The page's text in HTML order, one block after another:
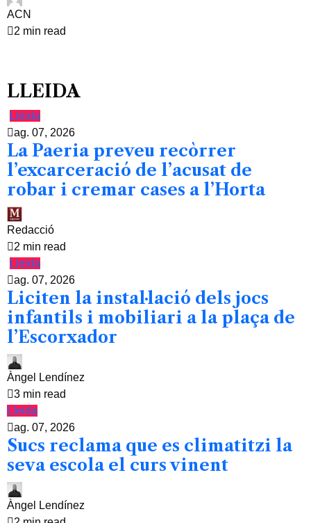
ACN
2 min read
LLEIDA
Lleida
ag. 07, 2026
La Paeria preveu recòrrer
l’excarceració de l’acusat de
robar i cremar cases a l’Horta
Redacció
2 min read
Lleida
ag. 07, 2026
Liciten la instal·lació dels jocs
infantils i mobiliari a la plaça de
l’Escorxador
Àngel Lendínez
3 min read
Lleida
ag. 07, 2026
Sucs reclama que es climatitzi la
seva escola el curs vinent
Àngel Lendínez